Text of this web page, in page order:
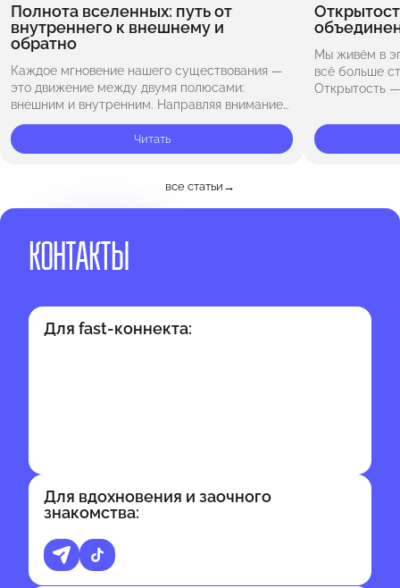
Полнота вселенных: путь от
внутреннего к внешнему и
обратно
Каждое мгновение нашего существования —
это движение между двумя полюсами:
внешним и внутренним. Направляя внимание
во внешний мир — к природе, звёздам и
бескрайнему космосу, — мы ощущаем
масштаб Вселенной…
Читать
Мы живём в
всё больше
Открытость
основе
все статьи →
КОНТАКТЫ
Для fast-коннекта:
Для вдохновения и заочного
знакомства: